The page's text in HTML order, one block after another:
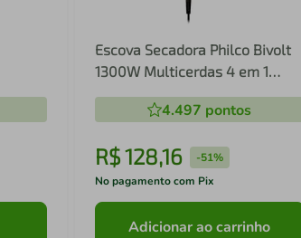
Escova Secadora Philco Bivolt
1300W Multicerdas 4 em 1
PES30
4.497 pontos
R$128,16 -51%
No pagamento com Pix
Adicionar ao carrinho